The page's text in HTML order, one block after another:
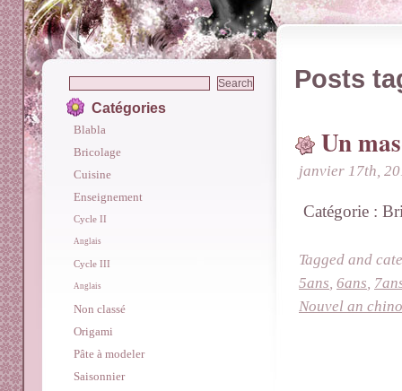
Posts
Un
janvier 17th,
Catégorie :
Tagged and
5ans, 6ans,
Nouvel an
Catégories
Blabla
Bricolage
Cuisine
Enseignement
Cycle II
Anglais
Cycle III
Anglais
Non classé
Origami
Pâte à modeler
Saisonnier